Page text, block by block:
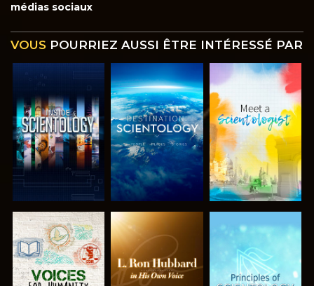
médias sociaux
VOUS POURRIEZ AUSSI ÊTRE INTÉRESSÉ PAR
DÉCOUVRIR
LES SÉRIES
DÉCOUVRIR
LES SÉRIES
DÉCOUVRIR
LES SÉRIES